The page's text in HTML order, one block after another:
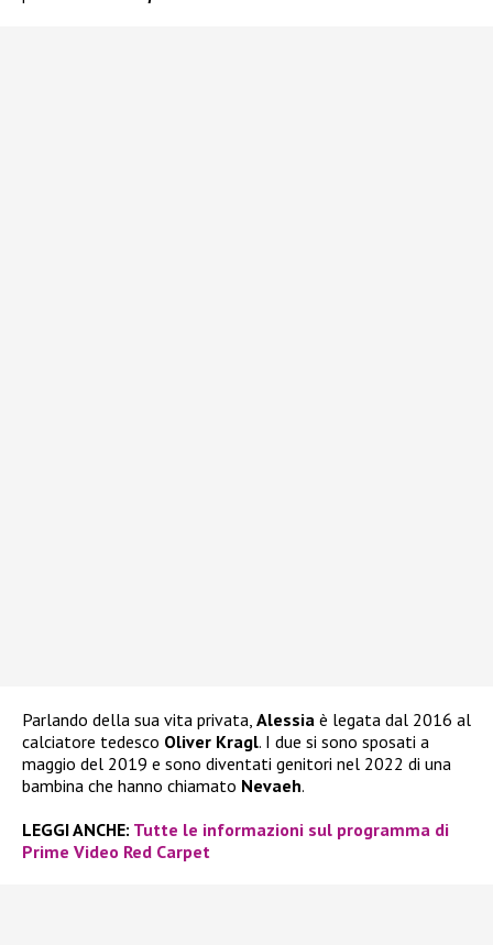
Parlando della sua vita privata, Alessia è legata dal 2016 al
calciatore tedesco Oliver Kragl. I due si sono sposati a
maggio del 2019 e sono diventati genitori nel 2022 di una
bambina che hanno chiamato Nevaeh.
LEGGI ANCHE: Tutte le informazioni sul programma di
Prime Video Red Carpet